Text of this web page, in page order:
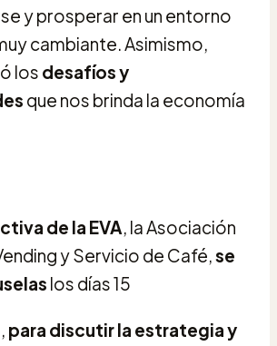
y prosperar en un entorno
cambiante. Asimismo,
los desafíos y
que nos brinda la economía
de la EVA, la Asociación
y Servicio de Café,se
los días 15
para discutir la estrategia y